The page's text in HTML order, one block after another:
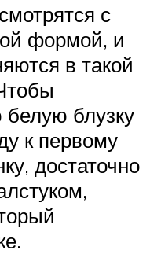
с
формой, и
в такой
блузку
к первому
достаточно